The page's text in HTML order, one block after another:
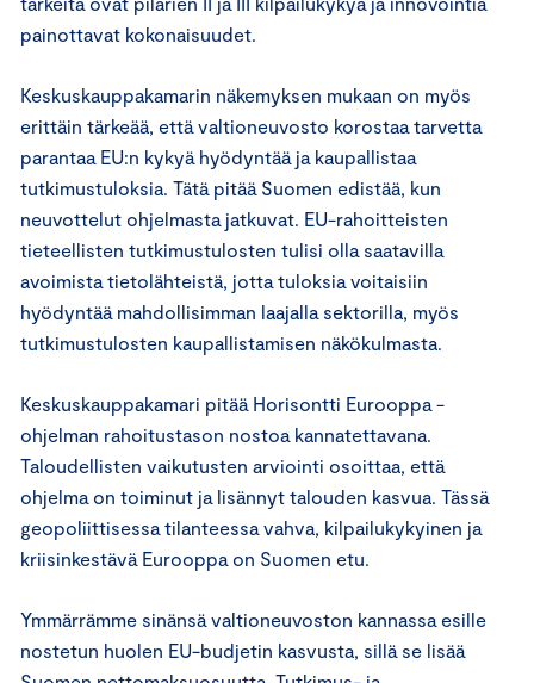
painottavat kokonaisuudet.
Keskuskauppakamarin näkemyksen mukaan on myös
erittäin tärkeää, että valtioneuvosto korostaa tarvetta
parantaa EU:n kykyä hyödyntää ja kaupallistaa
tutkimustuloksia. Tätä pitää Suomen edistää, kun
neuvottelut ohjelmasta jatkuvat. EU-rahoitteisten
tieteellisten tutkimustulosten tulisi olla saatavilla
avoimista tietolähteistä, jotta tuloksia voitaisiin
hyödyntää mahdollisimman laajalla sektorilla, myös
tutkimustulosten kaupallistamisen näkökulmasta.
Keskuskauppakamari pitää Horisontti Eurooppa -
ohjelman rahoitustason nostoa kannatettavana.
Taloudellisten vaikutusten arviointi osoittaa, että
ohjelma on toiminut ja lisännyt talouden kasvua. Tässä
geopoliittisessa tilanteessa vahva, kilpailukykyinen ja
kriisinkestävä Eurooppa on Suomen etu.
Ymmärrämme sinänsä valtioneuvoston kannassa esille
nostetun huolen EU-budjetin kasvusta, sillä se lisää